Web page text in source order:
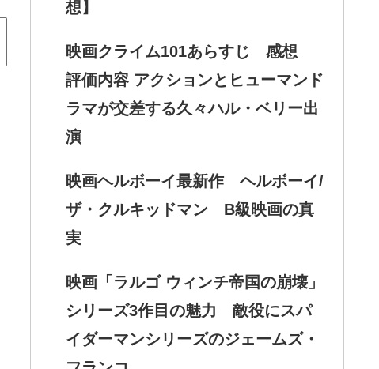
想】
映画クライム101あらすじ 感想
評価内容 アクションとヒューマンド
ラマが交差する久々ハル・ベリー出
演
映画ヘルボーイ最新作 ヘルボーイ/
ザ・クルキッドマン B級映画の真
実
映画「ラルゴ ウィンチ帝国の崩壊」
シリーズ3作目の魅力 敵役にスパ
イダーマンシリーズのジェームズ・